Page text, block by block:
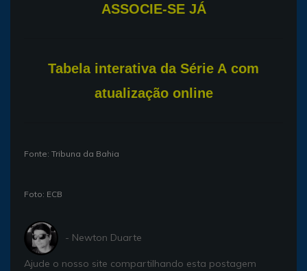
ASSOCIE-SE JÁ
Tabela interativa da Série A com
atualização online
Fonte: Tribuna da Bahia
Foto: ECB
- Newton Duarte
Ajude o nosso site compartilhando esta postagem